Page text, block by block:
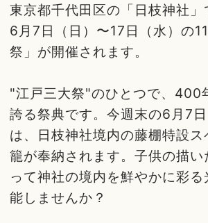
東京都千代田区の「日枝神社
6月7日（日）〜17日（水）の
祭」が開催されます。
"江戸三大祭"のひとつで、400
誇る祭典です。今週末の6月7
は、日枝神社境内の藤棚特設
籠が奉納されます。子供の描い
って神社の境内を鮮やかに彩
能しませんか？